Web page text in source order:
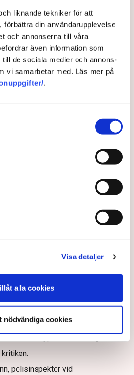
liknande tekniker för att
förbättra din användarupplevelse
och annonserna till våra
även information som
de sociala medier och annons-
vi samarbetar med. Läs mer på
.
Visa detaljer
alla cookies
nödvändiga cookies
har stoppats av aktivister
bristande agerande vid
Lena Mann förklarar polisens
med cirka 120
och uniformerad polis
komplext när det gäller
kan fortgå för öppen ridå.
för att skydda verksamheten
Dagbladetskrev Tove Lifvendahl
utveckla sina metoder för att
verksamheter” mot sabotage,
annars råder ”djungelns lag”.
det om allemansrätten
att blockera en
och om inte polisen borde
att skydda privat egendom
polisinspektör vid